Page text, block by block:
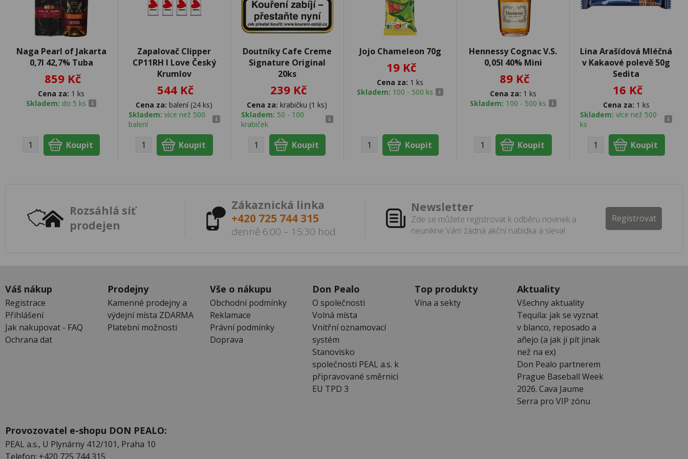
Naga Pearl of Jakarta
0,7l 42,7% Tuba
859 Kč
Cena za: 1 ks
Skladem: do 5 ks
Zapalovač Clipper
CP11RH I Love Český
Krumlov
544 Kč
Cena za: balení (24 ks)
Skladem: více než 500
balení
Doutníky Cafe Creme
Signature Original
20ks
239 Kč
Cena za: krabičku (1 ks)
Skladem: 50 - 100
krabiček
Jojo Chameleon 70g
19 Kč
Cena za: 1 ks
Skladem: 100 - 500 ks
Hennessy Cognac V.S.
0,05l 40% Mini
89 Kč
Cena za: 1 ks
Skladem: 100 - 500 ks
Lina Arašídová Mléčná
v Kakaové polevě 50g
Sedita
16 Kč
Cena za: 1 ks
Skladem: více než 500
ks
Rozsáhlá síť
prodejen
Zákaznická linka
+420 725 744 315
denně 6:00 – 15:30 hod
Newsletter
Zde se můžete registrovat k odběru novinek a
neunikne Vám žádná akční nabídka a sleva!
Registrovat
Váš nákup
Registrace
Přihlášení
Jak nakupovat - FAQ
Ochrana dat
Prodejny
Kamenné prodejny a
výdejní místa ZDARMA
Platební možnosti
Vše o nákupu
Obchodní podmínky
Reklamace
Právní podmínky
Doprava
Don Pealo
O společnosti
Volná místa
Vnitřní oznamovací
systém
Stanovisko
společnosti PEAL a.s. k
připravované směrnici
EU TPD 3
Top produkty
Vína a sekty
Aktuality
Všechny aktuality
Tequila: jak se vyznat
v blanco, reposado a
añejo (a jak ji pít jinak
než na ex)
Don Pealo partnerem
Prague Baseball Week
2026. Cava Jaume
Serra pro VIP zónu
Provozovatel e-shopu DON PEALO:
PEAL a.s., U Plynárny 412/101, Praha 10
Telefon: +420 725 744 315